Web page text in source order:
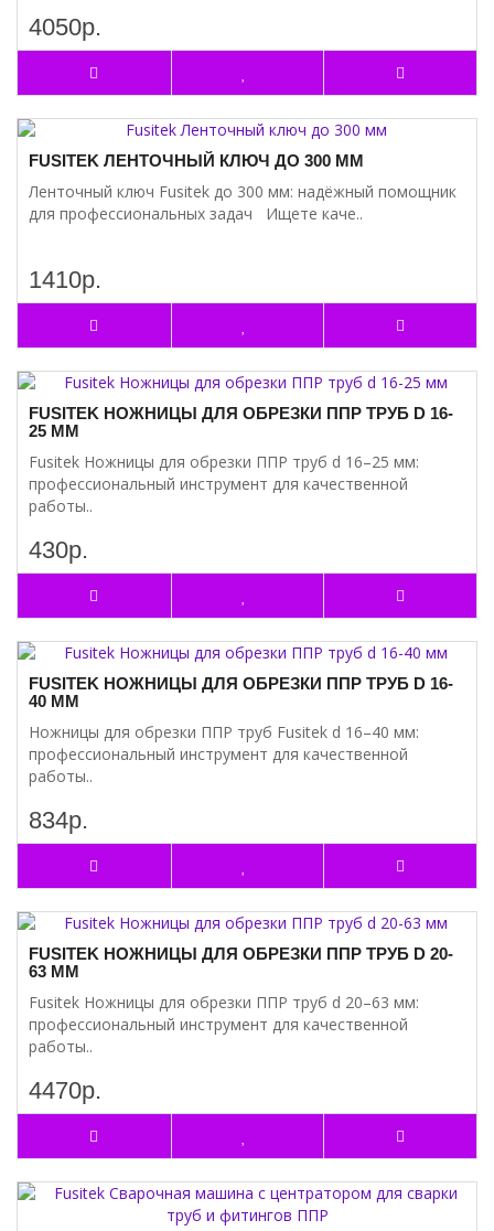
4050р.
FUSITEK ЛЕНТОЧНЫЙ КЛЮЧ ДО 300 ММ
Ленточный ключ Fusitek до 300 мм: надёжный помощник
для профессиональных задач Ищете каче..
1410р.
FUSITEK НОЖНИЦЫ ДЛЯ ОБРЕЗКИ ППР ТРУБ D 16-
25 ММ
Fusitek Ножницы для обрезки ППР труб d 16–25 мм:
профессиональный инструмент для качественной
работы..
430р.
FUSITEK НОЖНИЦЫ ДЛЯ ОБРЕЗКИ ППР ТРУБ D 16-
40 ММ
Ножницы для обрезки ППР труб Fusitek d 16–40 мм:
профессиональный инструмент для качественной
работы..
834р.
FUSITEK НОЖНИЦЫ ДЛЯ ОБРЕЗКИ ППР ТРУБ D 20-
63 ММ
Fusitek Ножницы для обрезки ППР труб d 20–63 мм:
профессиональный инструмент для качественной
работы..
4470р.